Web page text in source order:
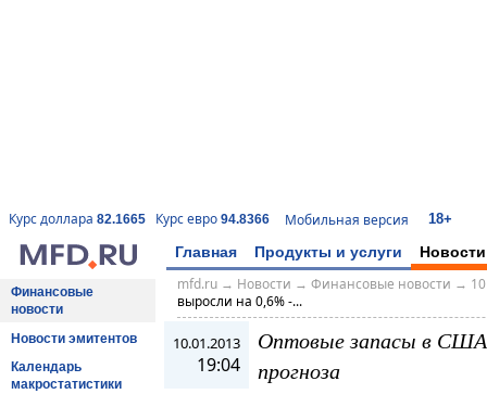
Курс доллара 82.1665 Курс евро 94.8366 Мобильная версия 18+
Главная Продукты и услуги Новости
Финансовые
новости
Новости эмитентов
Календарь
макростатистики
mfd.ru→ Новости → Финансовые новости →
выросли на 0,6% -...
10.01.2013
19:04
Оптовые запасы в США
прогноза